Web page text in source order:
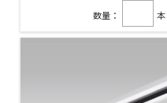
数量： 本